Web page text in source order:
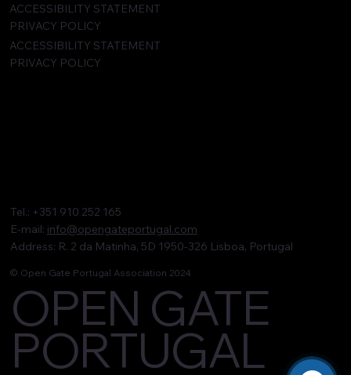
ACCESSIBILITY STATEMENT
PRIVACY POLICY
ACCESSIBILITY STATEMENT
PRIVACY POLICY
Tel.: +351 910 252 165
E-mail: info@opengateportugal.com
Address: R. 2 da Matinha, 5D 1950-326 Lisboa, Portugal
© Open Gate Portugal Association 2024
OPEN GATE
PORTUGAL